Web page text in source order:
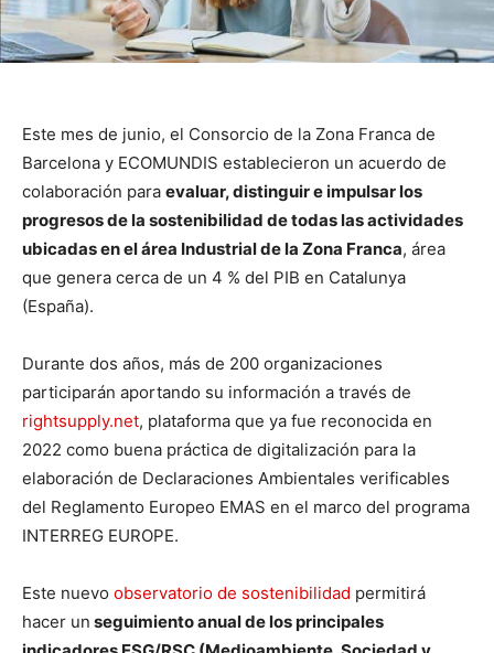
Este mes de junio, el Consorcio de la Zona Franca de
Barcelona y ECOMUNDIS establecieron un acuerdo de
colaboración para evaluar, distinguir e impulsar los
progresos de la sostenibilidad de todas las actividades
ubicadas en el área Industrial de la Zona Franca, área
que genera cerca de un 4 % del PIB en Catalunya
(España).
Durante dos años, más de 200 organizaciones
participarán aportando su información a través de
rightsupply.net, plataforma que ya fue reconocida en
2022 como buena práctica de digitalización para la
elaboración de Declaraciones Ambientales verificables
del Reglamento Europeo EMAS en el marco del programa
INTERREG EUROPE.
Este nuevo observatorio de sostenibilidad permitirá
hacer un seguimiento anual de los principales